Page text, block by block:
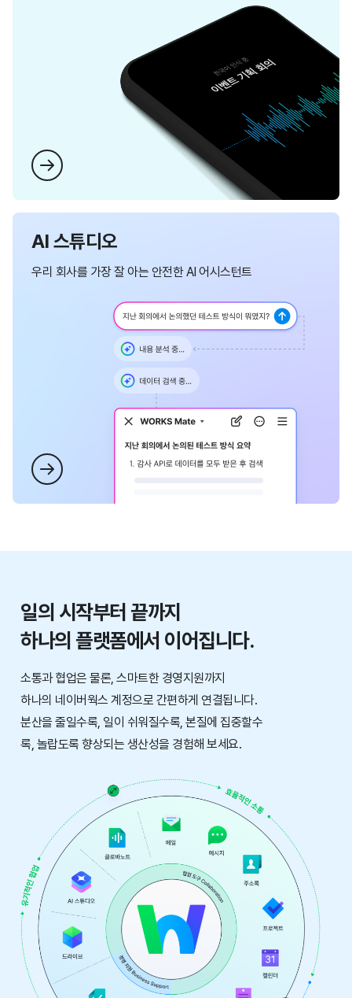
AI 스튜디오
우리 회사를 가장 잘 아는 안전한 AI 어시스턴트
일의 시작부터 끝까지
하나의 플랫폼에서 이어집니다.
소통과 협업은 물론, 스마트한 경영지원까지
하나의 네이버웍스 계정으로 간편하게 연결됩니다.
분산을 줄일수록, 일이 쉬워질수록, 본질에 집중할수
록, 놀랍도록 향상되는 생산성을 경험해 보세요.